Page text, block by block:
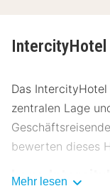
IntercityHotel
Das
zentralen Lage
bewerten dieses
Lage
Mehr lesen